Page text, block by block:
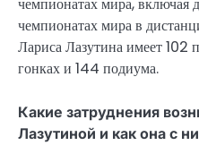
чемпионатах мира, включая
чемпионатах мира в
Лариса Лазутина имеет
гонках и 144 подиума.
Какие затруднения
Лазутиной и как она с